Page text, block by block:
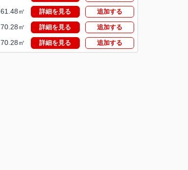
61.48㎡ 詳細を見る 追加する
70.28㎡ 詳細を見る 追加する
70.28㎡ 詳細を見る 追加する